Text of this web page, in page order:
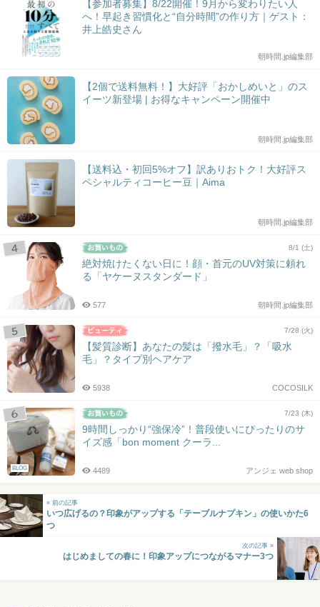
【参加者募集】8/22開催！9月から変わりたい人
へ！早起き習慣化と“自分時間”の作り方｜ゲスト：
井上皓史さん
朝時間.jp編集部
【2個で送料無料！】大好評「おかしめいと」のス
イーツ新登場 | お得なキャンペーン開催中
朝時間.jp編集部
【送料込・初回5%オフ】訳ありおトク！大好評ス
ペシャルティコーヒー豆｜Aima
朝時間.jp編集部
8/1 (土)
絶対焼けたくない日に！顔・首元のUV対策に頼れ
る「ヤケーヌスタンダード」
朝時間.jp編集部
577
7/28 (火)
【髪質診断】あなたの髪は「撥水毛」？「吸水
毛」？タイプ別ヘアケア
COCOSILK
5938
BLOG
7/23 (木)
9時間しっかり“強保冷”！普段使いにぴったりのサ
イズ感「bon moment クーラ...
アンジェ web shop
4489
« 前の記事
いつ広げるの？印象がアップする「テーブルナプキン」の使いかた6
つ
次の記事 »
はじめましての春に！印象アップにつながるマナー3つ